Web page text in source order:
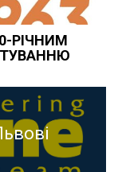
РІЧНИМ